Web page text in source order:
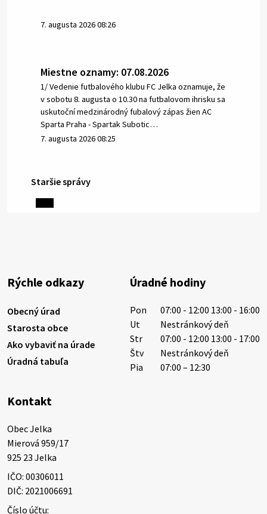
7. augusta 2026 08:26
Miestne oznamy: 07.08.2026
1/ Vedenie futbalového klubu FC Jelka oznamuje, že
v sobotu 8. augusta o 10.30 na futbalovom ihrisku sa
uskutoční medzinárodný fubalový zápas žien AC
Sparta Praha - Spartak Subotic…
7. augusta 2026 08:25
6. augusta 2026 08:13
výdatnosti vodárenských zdrojov.
Západoslovenská vodárenská spoločnosť preto
6. augusta 2026 08:12
5. augusta 2026 13:10
Smútočný oznam: 05.08.2026 1/ Vážení obyvatelia!S
hlbokým zármutkom Vám oznamujeme, že vo veku
73 rokov nás opustila Irena Tanková, rodená
Tanková. Pohreb zosnulej bude dňa 6.08.20…
5. augusta 2026 12:59
Staršie správy
Rýchle odkazy
Obecný úrad
Starosta obce
Ako vybaviť na úrade
Úradná tabuľa
Úradné hodiny
Pon
07:00 - 12:00 13:00 - 16:00
Ut
Nestránkový deň
Str
07:00 - 12:00 13:00 - 17:00
Štv
Nestránkový deň
Pia
07:00 – 12:30
Kontakt
Obec Jelka
Mierová 959/17
925 23 Jelka
IČO: 00306011
DIČ: 2021006691
Číslo účtu: